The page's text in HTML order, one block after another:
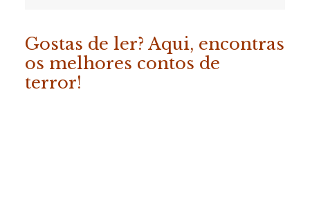
Gostas de ler? Aqui, encontras
os melhores contos de
terror!